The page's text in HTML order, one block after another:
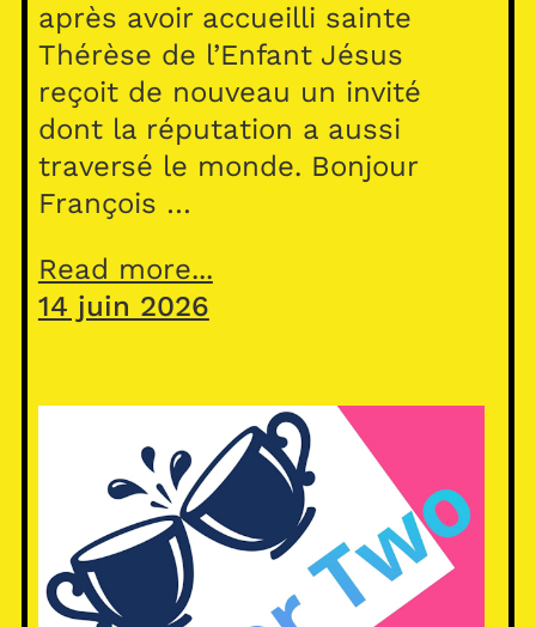
après avoir accueilli sainte
Thérèse de l’Enfant Jésus
reçoit de nouveau un invité
dont la réputation a aussi
traversé le monde. Bonjour
François …
Read more...
14 juin 2026